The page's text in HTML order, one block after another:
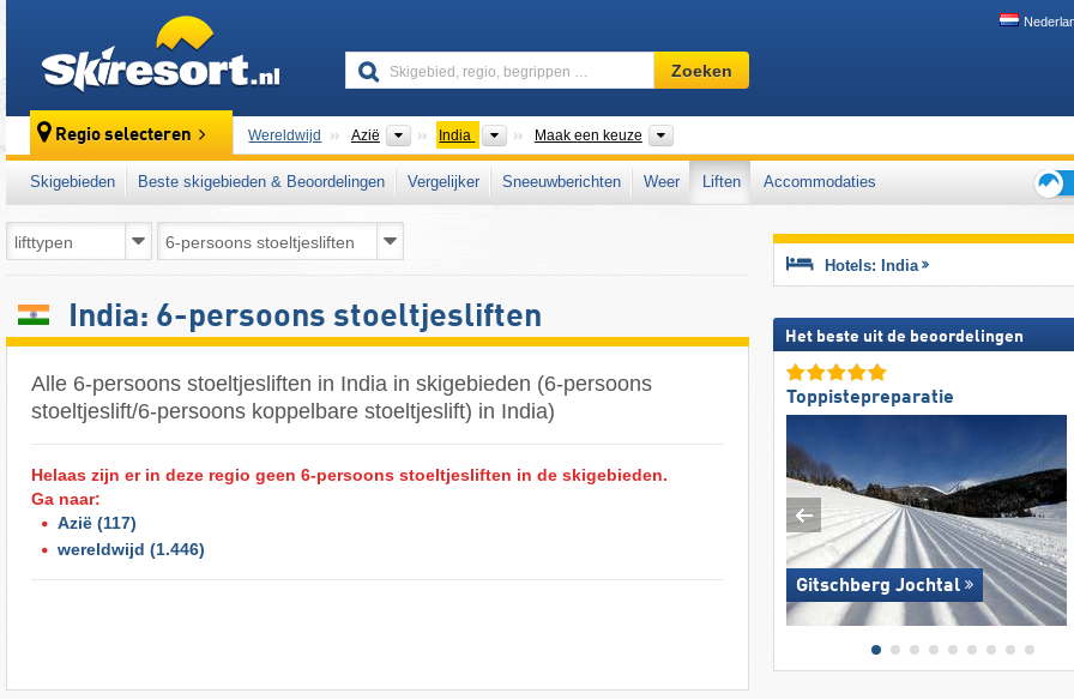
Skigebied,
regio,
…
Zoeken
Regio selecteren Wereldwijd Azië Continenten
India LandenMaak een keuze
Skigebieden Beste skigebieden & Beoordelingen Vergelijker Sneeuwberichten Weer Liften
Accommodaties
voor
India: 6-persoons stoeltjesliften
Alle 6-persoons stoeltjesliften in India in skigebieden (6-persoons
stoeltjeslift/6-persoons koppelbare stoeltjeslift) in India)
Helaas zijn er in deze regio geen 6-persoons stoeltjesliften in de skigebieden.
Ga naar:
Azië (117)
wereldwijd (1.446)
Hotels: India
Het beste uit de beoordelingen
Toppistepreparatie
Gitschberg Jochtal